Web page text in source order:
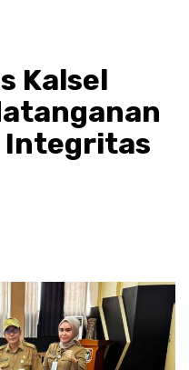
Kalsel
Integritas